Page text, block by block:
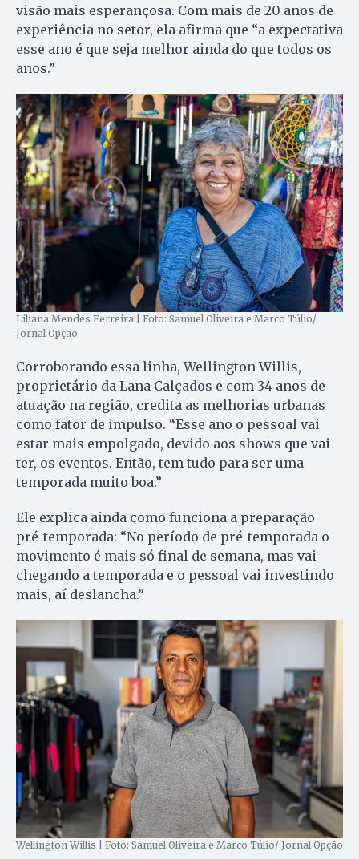
visão mais esperançosa. Com mais de 20 anos de
experiência no setor, ela afirma que “a expectativa
esse ano é que seja melhor ainda do que todos os
anos.”
Liliana Mendes Ferreira | Foto: Samuel Oliveira e Marco Túlio/
Jornal Opção
Corroborando essa linha, Wellington Willis,
proprietário da Lana Calçados e com 34 anos de
atuação na região, credita as melhorias urbanas
como fator de impulso. “Esse ano o pessoal vai
estar mais empolgado, devido aos shows que vai
ter, os eventos. Então, tem tudo para ser uma
temporada muito boa.”
Ele explica ainda como funciona a preparação
pré-temporada: “No período de pré-temporada o
movimento é mais só final de semana, mas vai
chegando a temporada e o pessoal vai investindo
mais, aí deslancha.”
Wellington Willis | Foto: Samuel Oliveira e Marco Túlio/ Jornal Opção